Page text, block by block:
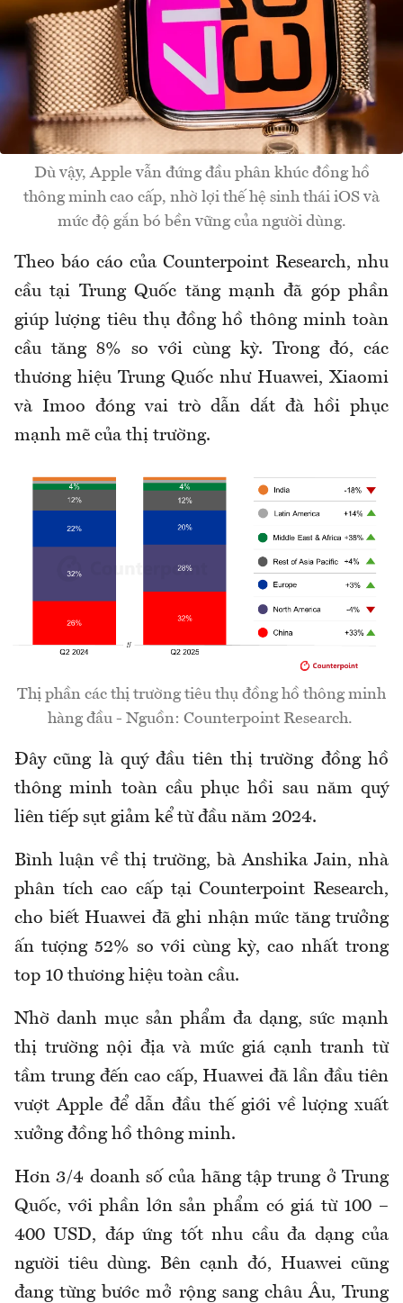
Dù vậy, Apple vẫn đứng đầu phân khúc đồng hồ
thông minh cao cấp, nhờ lợi thế hệ sinh thái iOS và
mức độ gắn bó bền vững của người dùng.
Theo báo cáo của Counterpoint Research, nhu
cầu tại Trung Quốc tăng mạnh đã góp phần
giúp lượng tiêu thụ đồng hồ thông minh toàn
cầu tăng 8% so với cùng kỳ. Trong đó, các
thương hiệu Trung Quốc như Huawei, Xiaomi
và Imoo đóng vai trò dẫn dắt đà hồi phục
mạnh mẽ của thị trường.
Thị phần các thị trường tiêu thụ đồng hồ thông minh
hàng đầu - Nguồn: Counterpoint Research.
Đây cũng là quý đầu tiên thị trường đồng hồ
thông minh toàn cầu phục hồi sau năm quý
liên tiếp sụt giảm kể từ đầu năm 2024.
Bình luận về thị trường, bà Anshika Jain, nhà
phân tích cao cấp tại Counterpoint Research,
cho biết Huawei đã ghi nhận mức tăng trưởng
ấn tượng 52% so với cùng kỳ, cao nhất trong
top 10 thương hiệu toàn cầu.
Nhờ danh mục sản phẩm đa dạng, sức mạnh
thị trường nội địa và mức giá cạnh tranh từ
tầm trung đến cao cấp, Huawei đã lần đầu tiên
vượt Apple để dẫn đầu thế giới về lượng xuất
xưởng đồng hồ thông minh.
Hơn 3/4 doanh số của hãng tập trung ở Trung
Quốc, với phần lớn sản phẩm có giá từ 100 –
400 USD, đáp ứng tốt nhu cầu đa dạng của
người tiêu dùng. Bên cạnh đó, Huawei cũng
đang từng bước mở rộng sang châu Âu, Trung